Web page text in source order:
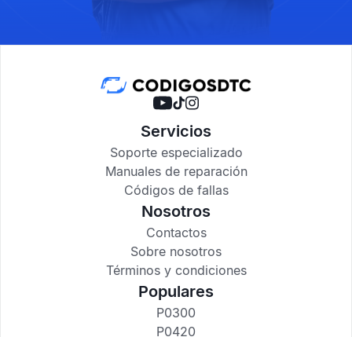
Servicios
Soporte especializado
Manuales de reparación
Códigos de fallas
Nosotros
Contactos
Sobre nosotros
Términos y condiciones
Populares
P0300
P0420